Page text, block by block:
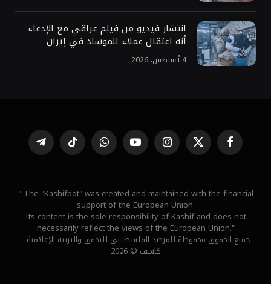
انتشار فيديو من فيلم عراقي مع الإدعاء
أنه اعتقال عملاء للموساد في إيران
4 أغسطس، 2026
فيسبوك X
(Twitter)
الانستغراميوتيوب واتساب تيكتوك تيلقرام
" The "Kashifbot" was created and maintained with the financial
support of the European Union.
Its content is the sole responsibility of Kashif and does not
necessarily reflect the views of the European Union."
جميع الحقوق محفوظة للمرصد الفلسطيني للتحقق والتربية الإعلامية -
كاشف © 2026